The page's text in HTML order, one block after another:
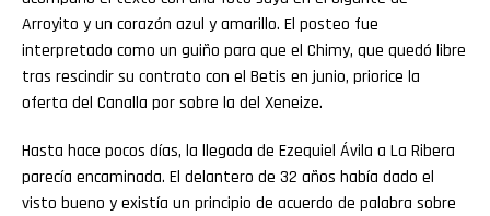
Arroyito y un corazón azul y amarillo. El posteo fue
interpretado como un guiño para que el Chimy, que quedó libre
tras rescindir su contrato con el Betis en junio, priorice la
oferta del Canalla por sobre la del Xeneize.
Hasta hace pocos días, la llegada de Ezequiel Ávila a La Ribera
parecía encaminada. El delantero de 32 años había dado el
visto bueno y existía un principio de acuerdo de palabra sobre